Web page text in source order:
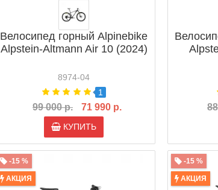
Велосипед горный Alpinebike
Alpstein-Altmann Air 10 (2024)
8974-04
1
99 000 р. 71 990 р.
КУПИТЬ
-15 %
АКЦИЯ
-15 %
АКЦИЯ